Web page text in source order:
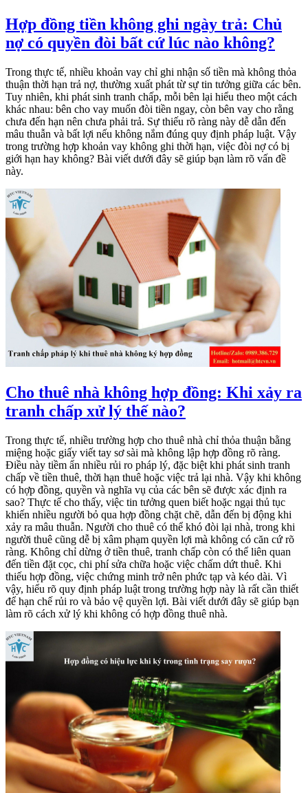
Hợp đồng tiền không ghi ngày trả: Chủ
nợ có quyền đòi bất cứ lúc nào không?
Trong thực tế, nhiều khoản vay chỉ ghi nhận số tiền mà không thỏa
thuận thời hạn trả nợ, thường xuất phát từ sự tin tưởng giữa các bên.
Tuy nhiên, khi phát sinh tranh chấp, mỗi bên lại hiểu theo một cách
khác nhau: bên cho vay muốn đòi tiền ngay, còn bên vay cho rằng
chưa đến hạn nên chưa phải trả. Sự thiếu rõ ràng này dễ dẫn đến
mâu thuẫn và bất lợi nếu không nắm đúng quy định pháp luật. Vậy
trong trường hợp khoản vay không ghi thời hạn, việc đòi nợ có bị
giới hạn hay không? Bài viết dưới đây sẽ giúp bạn làm rõ vấn đề
này.
Cho thuê nhà không hợp đồng: Khi xảy ra
tranh chấp xử lý thế nào?
Trong thực tế, nhiều trường hợp cho thuê nhà chỉ thỏa thuận bằng
miệng hoặc giấy viết tay sơ sài mà không lập hợp đồng rõ ràng.
Điều này tiềm ẩn nhiều rủi ro pháp lý, đặc biệt khi phát sinh tranh
chấp về tiền thuê, thời hạn thuê hoặc việc trả lại nhà. Vậy khi không
có hợp đồng, quyền và nghĩa vụ của các bên sẽ được xác định ra
sao? Thực tế cho thấy, việc tin tưởng quen biết hoặc ngại thủ tục
khiến nhiều người bỏ qua hợp đồng chặt chẽ, dẫn đến bị động khi
xảy ra mâu thuẫn. Người cho thuê có thể khó đòi lại nhà, trong khi
người thuê cũng dễ bị xâm phạm quyền lợi mà không có căn cứ rõ
ràng. Không chỉ dừng ở tiền thuê, tranh chấp còn có thể liên quan
đến tiền đặt cọc, chi phí sửa chữa hoặc việc chấm dứt thuê. Khi
thiếu hợp đồng, việc chứng minh trở nên phức tạp và kéo dài. Vì
vậy, hiểu rõ quy định pháp luật trong trường hợp này là rất cần thiết
để hạn chế rủi ro và bảo vệ quyền lợi. Bài viết dưới đây sẽ giúp bạn
làm rõ cách xử lý khi không có hợp đồng thuê nhà.